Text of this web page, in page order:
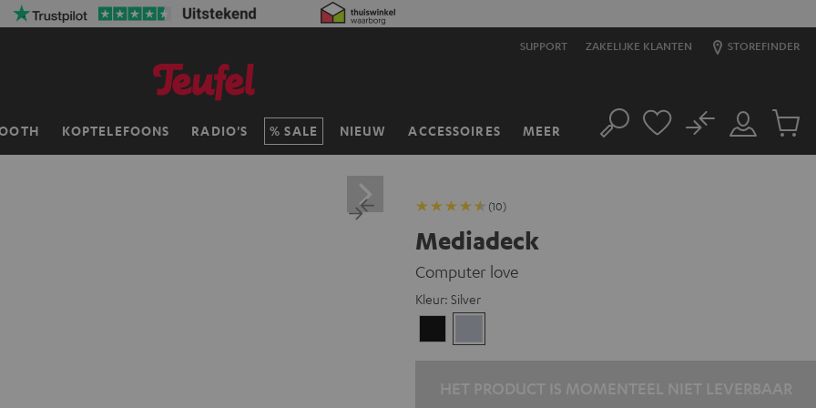
SUPPORT ZAKELIJKE KLANTEN STOREFINDER
KOPTELEFOONS RADIO'S SALE NIEUW ACCESSOIRES MEER Zoeken
Mijn
account
No
(10)
Mediadeck
Computer love
Kleur: Silver